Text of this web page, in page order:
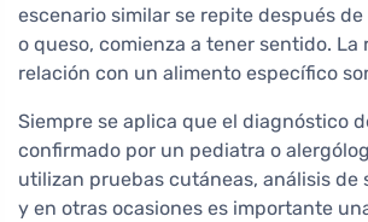
escenario similar se repite después
o queso, comienza a tener sentido. La
relación con un alimento específico
Siempre se aplica que el diagnóstico
confirmado por un pediatra o
utilizan pruebas cutáneas, análisis de
y en otras ocasiones es importante